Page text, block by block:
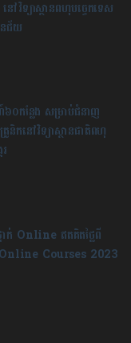
ៅ​វិទ្យាស្ថាន​ពហុបច្ចេកទេស​
នជ័យ
០កន្លែង សម្រាប់​ជំនាញ
រូនិក​នៅ​វិទ្យាស្ថានជាតិ​ពហុ
ាក់ Online ឥតគិតថ្លៃពី
Courses 2023